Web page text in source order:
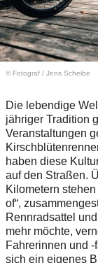
© Fotograf / Jens Scheibe
Die lebendige
jähriger Tradition
Veranstaltungen
haben diese
auf den Straßen.
Kilometern
of“,
Rennradsattel
mehr möchte,
Fahrerinnen und
sich ein eigenes